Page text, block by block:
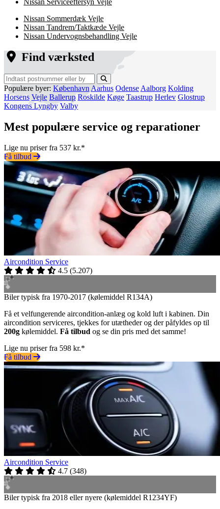
Nissan Serviceeftersyn Vejle
Nissan Sommerdæk Vejle
Nissan Tandrem/Taktkæde Vejle
Nissan Undervognsbehandling Vejle
Find værksted
Populære byer: København Aarhus Odense Aalborg Kolding
Horsens Vejle Ballerup Roskilde Køge Taastrup Herlev Glostrup
Kongens Lyngby Valby
Mest populære service og reparationer
Lige nu priser fra 537 kr.*
Få tilbud
Aircondition Service
4.5 (5.207)
Biler typisk fra 1970-2017 (kølemiddel R134A)
Få et velfungerende aircondition-anlæg og kold luft i kabinen. Din
aircondition serviceres, tjekkes for utætheder og der påfyldes op til
200g kølemiddel. Få tilbud og se din pris med det samme!
Lige nu priser fra 598 kr.*
Få tilbud
Aircondition Service
4.7 (348)
Biler typisk fra 2018 eller nyere (kølemiddel R1234YF)